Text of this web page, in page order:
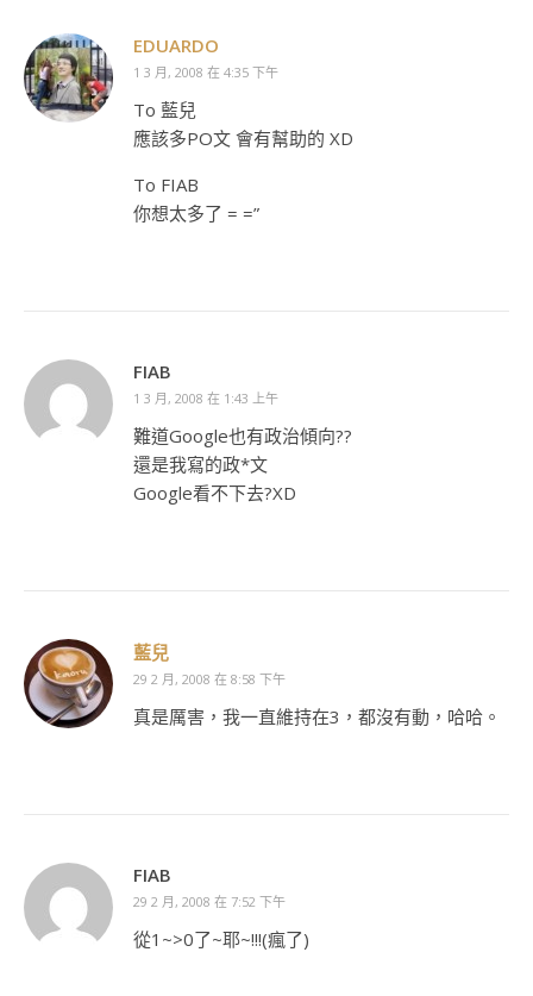
EDUARDO
1 3 月, 2008 在 4:35 下午
To 藍兒
應該多PO文 會有幫助的 XD
To FIAB
你想太多了 = =”
FIAB
1 3 月, 2008 在 1:43 上午
難道Google也有政治傾向??
還是我寫的政*文
Google看不下去?XD
藍兒
29 2 月, 2008 在 8:58 下午
真是厲害，我一直維持在3，都沒有動，哈哈。
FIAB
29 2 月, 2008 在 7:52 下午
從1~>0了~耶~!!!(瘋了)